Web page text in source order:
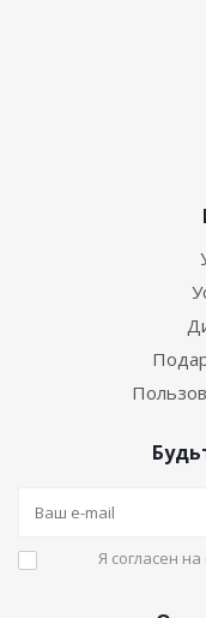
Я согласен на